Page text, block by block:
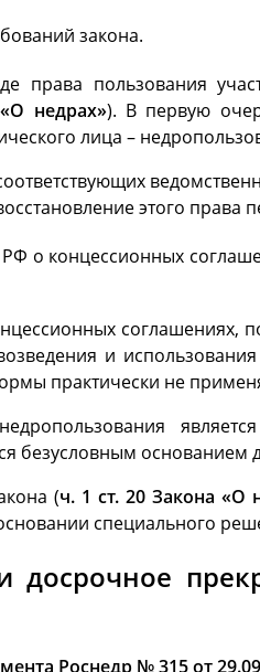
закона.
права пользования
недрах»). В первую
лица –
этого права
о концессионных
соглашениях,
и
практически не
безусловным
(ч. 1 ст. 20 Закона «О
специального
досрочное
Роснедр № 315 от